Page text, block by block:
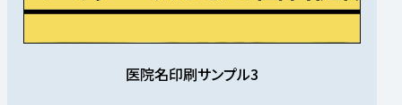
医院名印刷サンプル3